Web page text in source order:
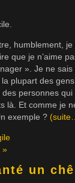
humblement,
que je n’aime
». Je ne
plupart des
personnes
là. Et comme je
exemple ?
»
un